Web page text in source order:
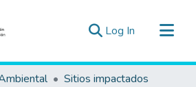
Log In (current)
Sitios impactados